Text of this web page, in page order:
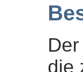
Der
die